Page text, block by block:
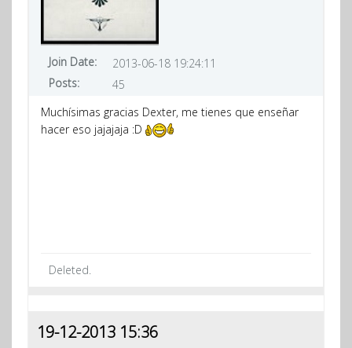
Join Date:
2013-06-18 19:24:11
Posts:
45
Muchísimas gracias Dexter, me tienes que enseñar
hacer eso jajajaja :D
Deleted.
19-12-2013 15:36